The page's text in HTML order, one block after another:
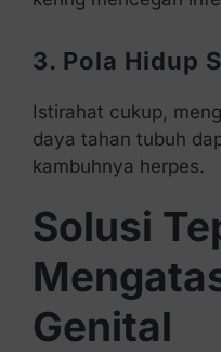
3. Pola Hidup
Istirahat cukup,
daya tahan tubuh
kambuhnya herpes.
Solusi
Genital